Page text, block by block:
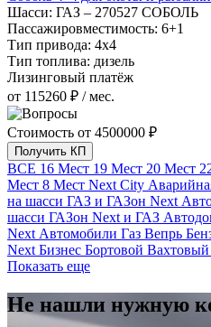
Шасси: ГАЗ – 270527 СОБОЛЬ
Пассажировместимость: 6+1
Тип привода: 4х4
Тип топлива: дизель
Лизинговый платёж
от 115260 ₽ / мес.
Стоимость от 4500000 ₽
Получить КП
ВСЕ 16 Мест 19 Мест 20 Мест
Мест 8 Мест Next City
на шасси ГАЗ и ГАЗон Next
шасси ГАЗон Next и ГАЗ
Next Автомобили Газ Вепрь
Next Бизнес Бортовой
Показать еще
Не нашли нужную